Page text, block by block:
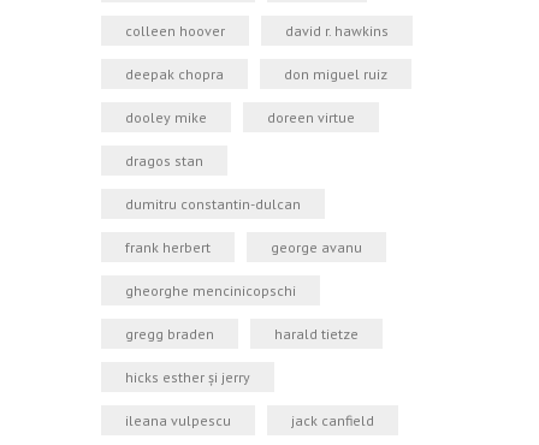
colleen hoover david r. hawkins
deepak chopra don miguel ruiz
dooley mike doreen virtue
dragos stan
dumitru constantin-dulcan
frank herbert george avanu
gheorghe mencinicopschi
gregg braden harald tietze
hicks esther şi jerry
ileana vulpescu jack canfield